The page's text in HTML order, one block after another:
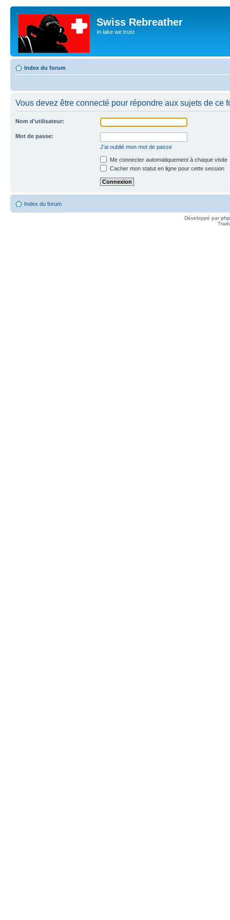
Swiss Rebreather
In lake we trust
Index du forum
Vous devez être connecté pour répondre aux sujets de ce
Nom d’utilisateur:
Mot de passe:
J’ai oublié mon mot de passe
Me connecter automatiquement à chaque visite
Cacher mon statut en ligne pour cette session
Index du forum
Développé par